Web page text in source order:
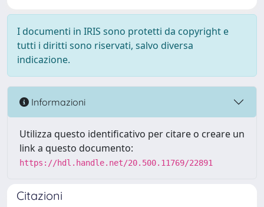
I documenti in IRIS sono protetti da copyright e
tutti i diritti sono riservati, salvo diversa
indicazione.
Informazioni
Utilizza questo identificativo per citare o creare un
link a questo documento:
https://hdl.handle.net/20.500.11769/22891
Citazioni